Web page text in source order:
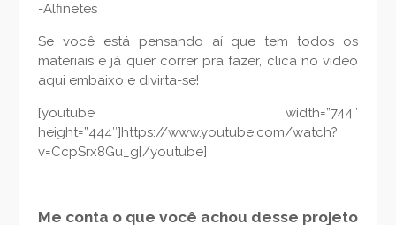
-Alfinetes
Se você está pensando aí que tem todos os
materiais e já quer correr pra fazer, clica no vídeo
aqui embaixo e divirta-se!
[youtube width=”744″
height=”444″]https://www.youtube.com/watch?
v=CcpSrx8Gu_g[/youtube]
Me conta o que você achou desse projeto